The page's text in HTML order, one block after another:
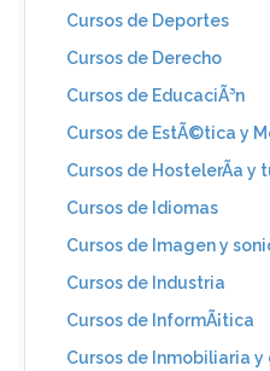
Cursos de Deportes
Cursos de Derecho
Cursos de EducaciÃ³n
Cursos de EstÃ©tica y
Cursos de HostelerÃ­a y
Cursos de Idiomas
Cursos de Imagen y
Cursos de Industria
Cursos de InformÃ¡tica
Cursos de Inmobiliaria y